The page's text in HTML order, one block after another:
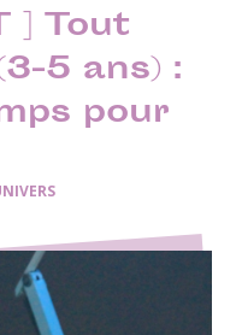
] Tout
5 ans) :
pour